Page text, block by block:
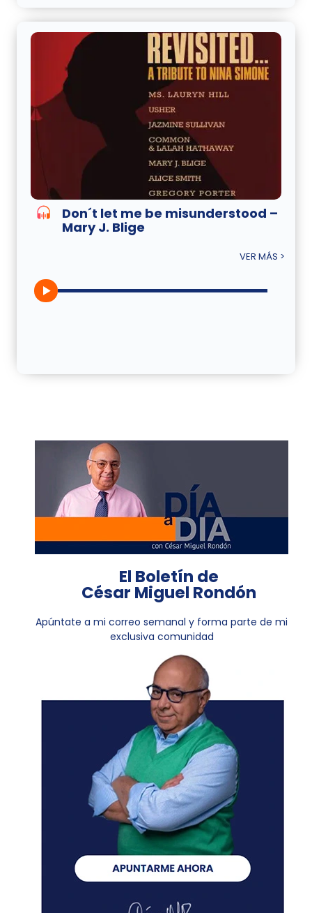
Don´t let me be misunderstood –
Mary J. Blige
VER MÁS >
El Boletín de
César Miguel Rondón
Apúntate a mi correo semanal y forma parte de mi
exclusiva comunidad